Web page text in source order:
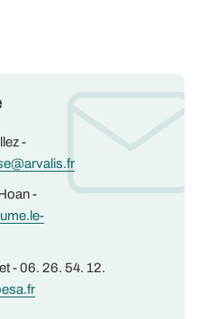
-
-
- 06. 26. 54. 12.